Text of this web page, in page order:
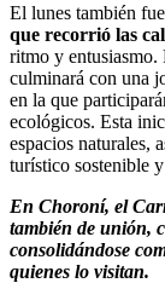
El lunes también
que recorrió las
ritmo y entusiasmo.
culminará con una
en la que
ecológicos. Esta
espacios naturales,
turístico sostenible
En Choroní, el
también de unión,
consolidándose
quienes lo visitan.